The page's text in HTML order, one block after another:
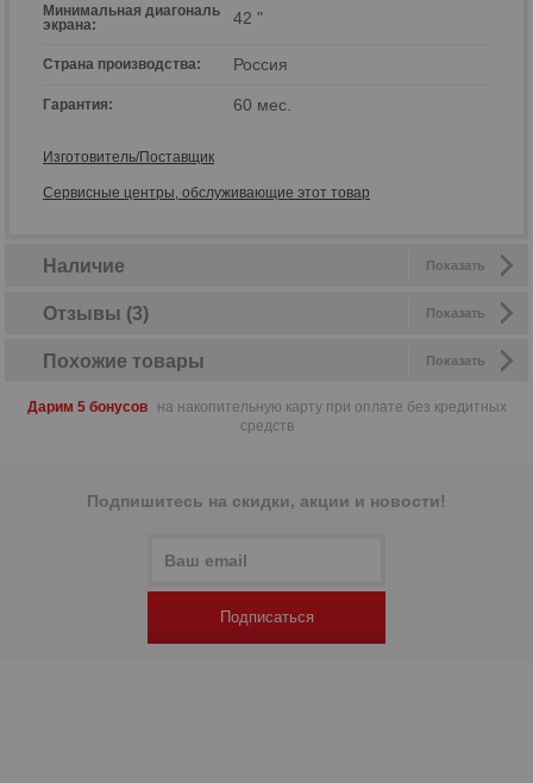
Минимальная диагональ
экрана:
42 "
Страна производства: Россия
Гарантия: 60 мес.
Изготовитель/Поставщик
Сервисные центры, обслуживающие этот товар
Показать
Наличие
Показать
Отзывы (3)
Показать
Похожие товары
Дарим 5 бонусов
на накопительную карту при оплате без кредитных
средств
Подпишитесь на скидки, акции и новости!
Подписаться